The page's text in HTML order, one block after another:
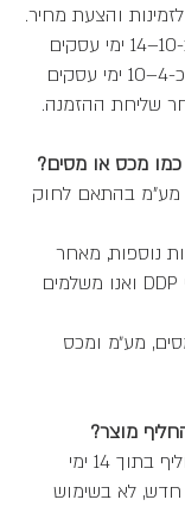
והצעת מחיר.
כ-4–10 ימי עסקים
שליחת ההזמנה.
כמו מכס או מסים?
מע"מ בהתאם לחוק
נוספות, מאחר
שהמשלוח נשלח בתנאי DDP ואנו משלמים
מע״מ ומכס
מוצר?
כן. ניתן להחזיר או להחליף בתוך 14 ימי
חדש, לא בשימוש